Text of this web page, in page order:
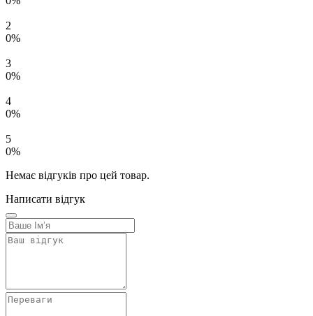
2
0%
3
0%
4
0%
5
0%
Немає відгуків про цей товар.
Написати відгук